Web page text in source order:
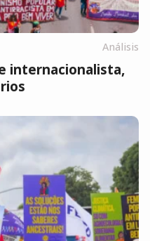
Análisis
internacionalista,